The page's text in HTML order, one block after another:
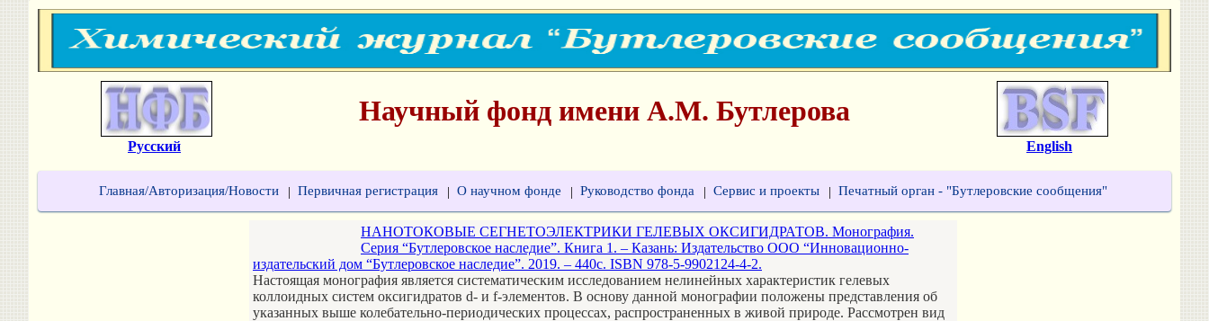
Научный фонд имени А.М. Бутлерова
Русский English
Главная/Авторизация/Новости | Первичная регистрация | О научном фонде | Руководство фонда | Сервис и проекты | Печатный орган - "Бутлеровские сообщения"
НАНОТОКОВЫЕ СЕГНЕТОЭЛЕКТРИКИ ГЕЛЕВЫХ ОКСИГИДРАТОВ. Монография.
Серия “Бутлеровское наследие”. Книга 1. – Казань: Издательство ООО “Инновационно-
издательский дом “Бутлеровское наследие”. 2019. – 440с. ISBN 978-5-9902124-4-2.
Настоящая монография является систематическим исследованием нелинейных характеристик гелевых
коллоидных систем оксигидратов d- и f-элементов. В основу данной монографии положены представления об
указанных выше колебательно-периодических процессах, распространенных в живой природе. Рассмотрен вид